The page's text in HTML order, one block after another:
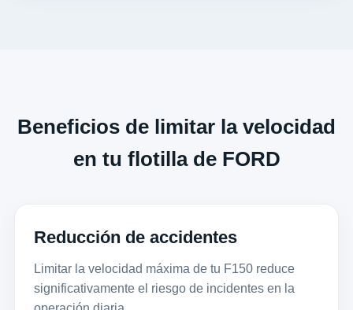
Beneficios de limitar la velocidad
en tu flotilla de FORD
Reducción de accidentes
Limitar la velocidad máxima de tu F150 reduce
significativamente el riesgo de incidentes en la